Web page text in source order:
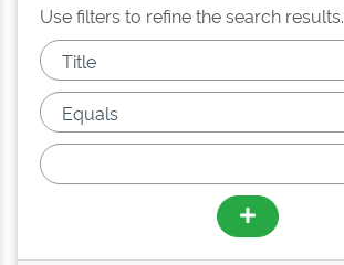
Use filters to refine the search results.